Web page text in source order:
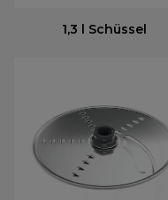
1,3 l Schüssel